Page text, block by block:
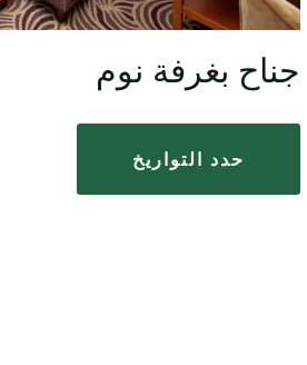
جناح بغرفة نوم
حدد التواريخ